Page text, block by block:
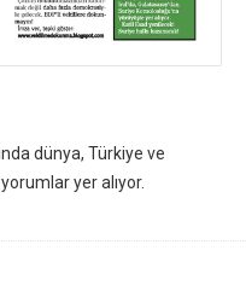
dünya, Türkiye ve
yer alıyor.